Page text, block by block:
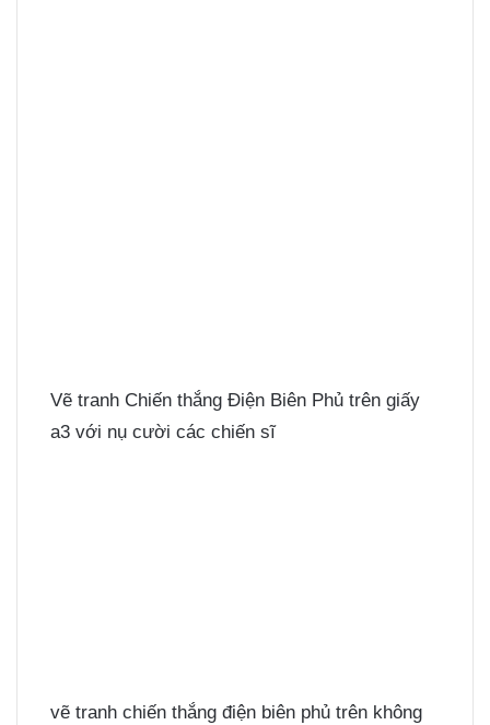
Vẽ tranh Chiến thắng Điện Biên Phủ trên giấy
a3 với nụ cười các chiến sĩ
vẽ tranh chiến thắng điện biên phủ trên không